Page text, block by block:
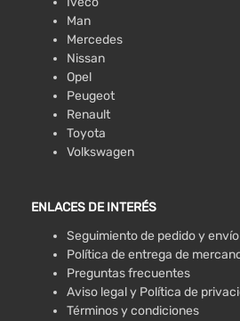
Man
Mercedes
Nissan
Opel
Peugeot
Renault
Toyota
Volkswagen
ENLACES DE INTERÉS
Seguimiento de pedido y envío
Política de entrega de
Preguntas frecuentes
Aviso legal y Política de
Términos y condiciones